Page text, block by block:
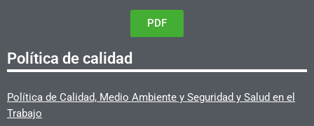
PDF
Política de calidad
Política de Calidad, Medio Ambiente y Seguridad y Salud en el
Trabajo